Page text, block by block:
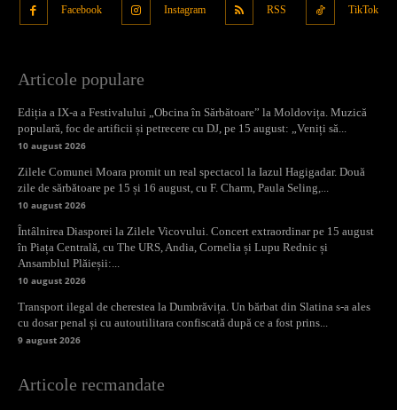
Facebook Instagram RSS TikTok
Articole populare
Ediția a IX-a a Festivalului „Obcina în Sărbătoare” la Moldovița. Muzică
populară, foc de artificii și petrecere cu DJ, pe 15 august: „Veniți să...
10 august 2026
Zilele Comunei Moara promit un real spectacol la Iazul Hagigadar. Două
zile de sărbătoare pe 15 și 16 august, cu F. Charm, Paula Seling,...
10 august 2026
Întâlnirea Diasporei la Zilele Vicovului. Concert extraordinar pe 15 august
în Piața Centrală, cu The URS, Andia, Cornelia și Lupu Rednic și
Ansamblul Plăieșii:...
10 august 2026
Transport ilegal de cherestea la Dumbrăvița. Un bărbat din Slatina s-a ales
cu dosar penal și cu autoutilitara confiscată după ce a fost prins...
9 august 2026
Articole recmandate